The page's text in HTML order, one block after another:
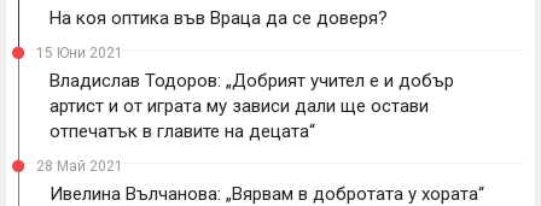
На коя оптика във Враца да се доверя?
15 Юни 2021
Владислав Тодоров: „Добрият учител е и добър
артист и от играта му зависи дали ще остави
отпечатък в главите на децата“
28 Май 2021
Ивелина Вълчанова: „Вярвам в добротата у хората“